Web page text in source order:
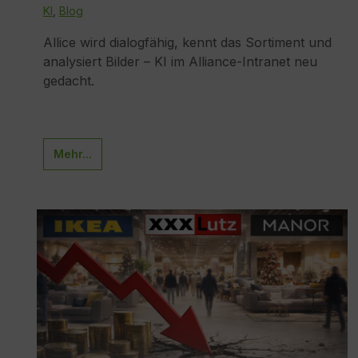
KI Blog
Allice wird dialogfähig, kennt das Sortiment und
analysiert Bilder – KI im Alliance-Intranet neu
gedacht.
Mehr...